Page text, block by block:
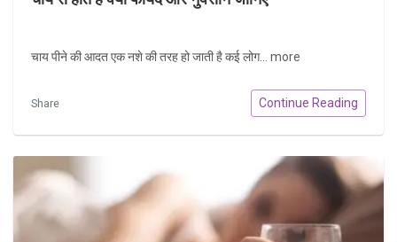
चाय पीने की आदत एक नशे की तरह हो जाती है कई लोग... more
Share Continue Reading